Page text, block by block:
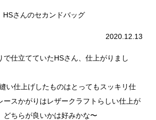
HSさんのセカンドバッグ
2020.12.13
で仕立てていたHSさん、仕上がりまし
い仕上げしたものはとってもスッキリ仕
ースかがりはレザークラフトらしい仕上が
どちらが良いかは好みかな〜